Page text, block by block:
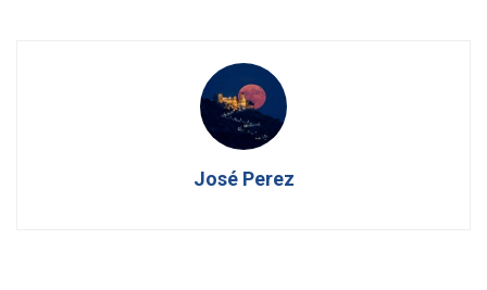
José Perez